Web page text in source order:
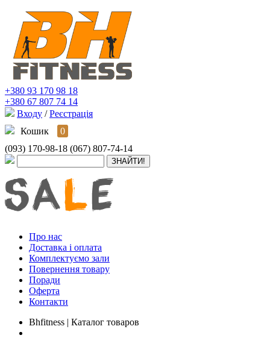
+380 93 170 98 18
+380 67 807 74 14
Входу / Реєстрація
Кошик
0
(093) 170-98-18 (067) 807-74-14
Про нас
Доставка і оплата
Комплектуємо зали
Повернення товару
Поради
Оферта
Контакти
Bhfitness | Каталог товаров